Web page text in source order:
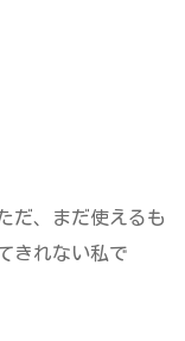
だ、まだ使えるも
きれない私で